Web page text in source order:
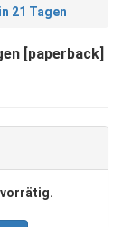
21 Tagen
[paperback]
vorrätig.